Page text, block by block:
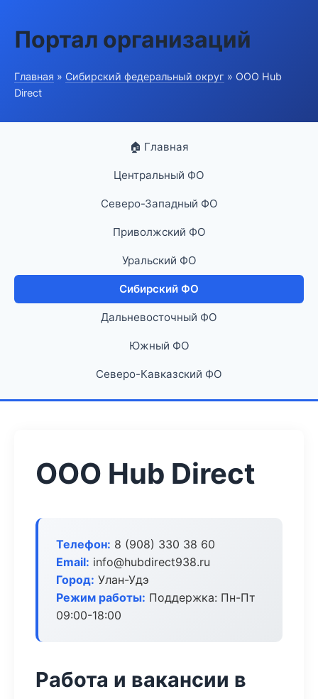
Портал организаций
Главная » Сибирский федеральный округ » ООО Hub
Direct
🏠 Главная
Центральный ФО
Северо-Западный ФО
Приволжский ФО
Уральский ФО
Сибирский ФО
Дальневосточный ФО
Южный ФО
Северо-Кавказский ФО
ООО Hub Direct
Телефон: 8 (908) 330 38 60
Email: info@hubdirect938.ru
Город: Улан-Удэ
Режим работы: Поддержка: Пн-Пт
09:00-18:00
Работа и вакансии в